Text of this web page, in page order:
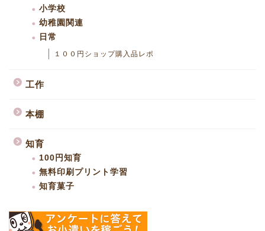
小学校
幼稚園関連
日常
１００円ショップ購入品レポ
工作
本棚
知育
100円知育
無料印刷プリント学習
知育菓子